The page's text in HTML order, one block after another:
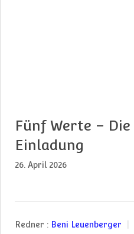
Fünf Werte – Die
Einladung
26. April 2026
Redner : Beni Leuenberger